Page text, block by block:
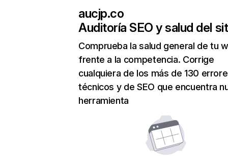
aucjp.co
Auditoría SEO y salud del
Comprueba la salud general de tu
frente a la competencia. Corrige
cualquiera de los más de 130
técnicos y de SEO que encuentra
herramienta